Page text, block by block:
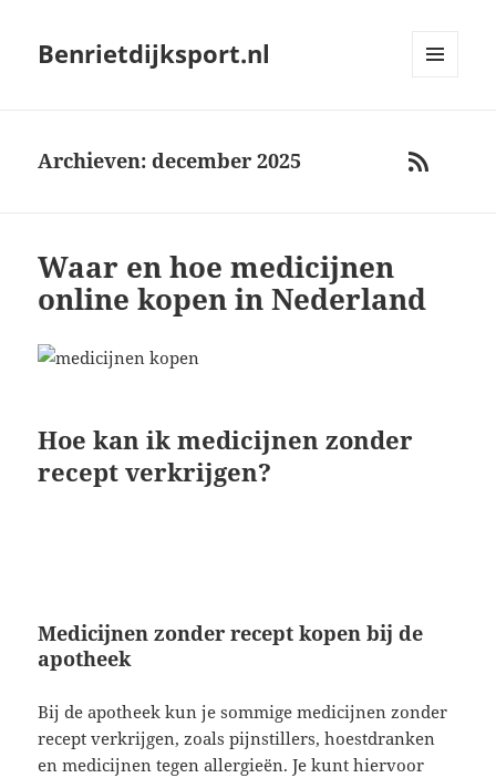
Benrietdijksport.nl
RSS
Archieven: december 2025
Waar en hoe medicijnen
online kopen in Nederland
Hoe kan ik medicijnen zonder
recept verkrijgen?
Medicijnen zonder recept kopen bij de
apotheek
Bij de apotheek kun je sommige medicijnen zonder
recept verkrijgen, zoals pijnstillers, hoestdranken
en medicijnen tegen allergieën. Je kunt hiervoor